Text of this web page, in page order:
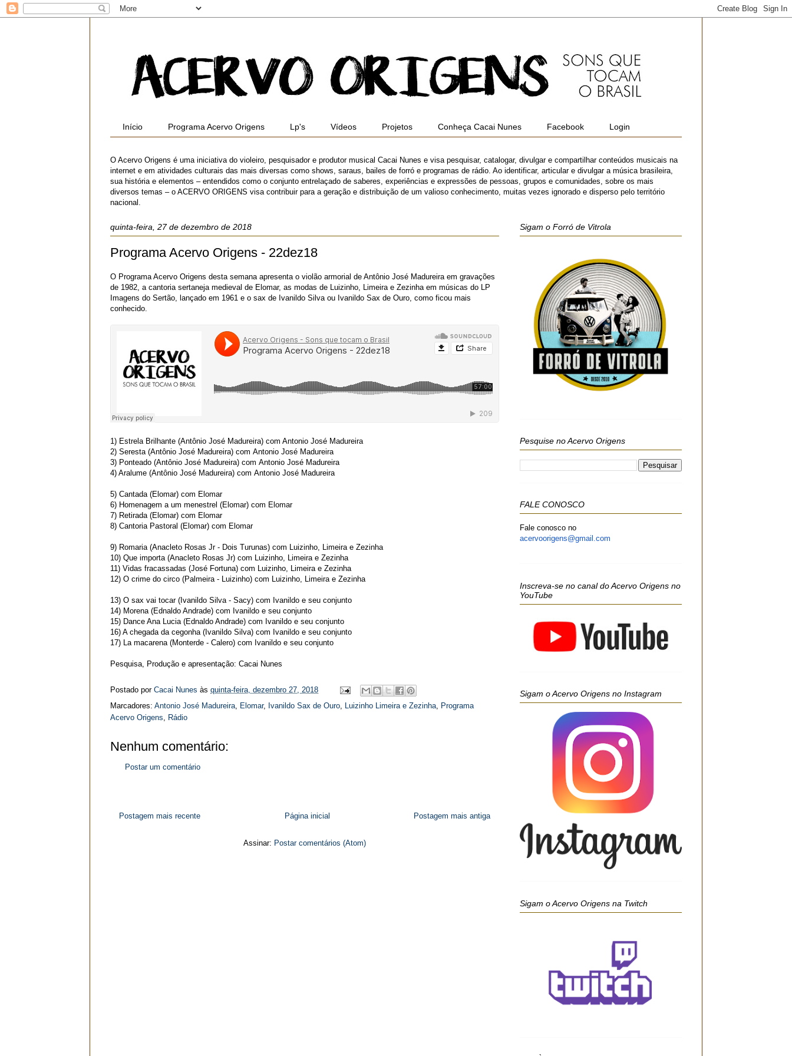
Início Programa Acervo Origens Lp's Vídeos Projetos Conheça Cacai Nunes Facebook Login
O Acervo Origens é uma iniciativa do violeiro, pesquisador e produtor musical Cacai Nunes e visa pesquisar, catalogar, divulgar e compartilhar conteúdos musicais na
internet e em atividades culturais das mais diversas como shows, saraus, bailes de forró e programas de rádio. Ao identificar, articular e divulgar a música brasileira,
sua história e elementos – entendidos como o conjunto entrelaçado de saberes, experiências e expressões de pessoas, grupos e comunidades, sobre os mais
diversos temas – o ACERVO ORIGENS visa contribuir para a geração e distribuição de um valioso conhecimento, muitas vezes ignorado e disperso pelo território
nacional.
quinta-feira, 27 de dezembro de 2018
Programa Acervo Origens - 22dez18
O Programa Acervo Origens desta semana apresenta o violão armorial de Antônio José Madureira em gravações
de 1982, a cantoria sertaneja medieval de Elomar, as modas de Luizinho, Limeira e Zezinha em músicas do LP
Imagens do Sertão, lançado em 1961 e o sax de Ivanildo Silva ou Ivanildo Sax de Ouro, como ficou mais
conhecido.
1) Estrela Brilhante (Antônio José Madureira) com Antonio José Madureira
2) Seresta (Antônio José Madureira) com Antonio José Madureira
3) Ponteado (Antônio José Madureira) com Antonio José Madureira
4) Aralume (Antônio José Madureira) com Antonio José Madureira
5) Cantada (Elomar) com Elomar
6) Homenagem a um menestrel (Elomar) com Elomar
7) Retirada (Elomar) com Elomar
8) Cantoria Pastoral (Elomar) com Elomar
9) Romaria (Anacleto Rosas Jr - Dois Turunas) com Luizinho, Limeira e Zezinha
10) Que importa (Anacleto Rosas Jr) com Luizinho, Limeira e Zezinha
11) Vidas fracassadas (José Fortuna) com Luizinho, Limeira e Zezinha
12) O crime do circo (Palmeira - Luizinho) com Luizinho, Limeira e Zezinha
13) O sax vai tocar (Ivanildo Silva - Sacy) com Ivanildo e seu conjunto
14) Morena (Ednaldo Andrade) com Ivanildo e seu conjunto
15) Dance Ana Lucia (Ednaldo Andrade) com Ivanildo e seu conjunto
16) A chegada da cegonha (Ivanildo Silva) com Ivanildo e seu conjunto
17) La macarena (Monterde - Calero) com Ivanildo e seu conjunto
Pesquisa, Produção e apresentação: Cacai Nunes
Postado por Cacai Nunes às quinta-feira, dezembro 27, 2018
Marcadores: Antonio José Madureira, Elomar, Ivanildo Sax de Ouro, Luizinho Limeira e Zezinha, Programa
Acervo Origens, Rádio
Nenhum comentário:
Postar um comentário
Postagem mais recente Postagem mais antiga
Página inicial
Assinar: Postar comentários (Atom)
Sigam o Forró de Vitrola
Pesquise no Acervo Origens
FALE CONOSCO
Fale conosco no
acervoorigens@gmail.com
Inscreva-se no canal do Acervo Origens no
YouTube
Sigam o Acervo Origens no Instagram
Sigam o Acervo Origens na Twitch